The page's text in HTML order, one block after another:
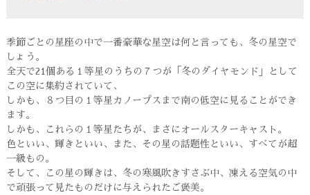
季節ごとの星座の中で一番豪華な星空は何と言っても、冬の星空で
しょう。
全天で21個ある１等星のうちの７つが「冬のダイヤモンド」として
この空に集約されていて、
しかも、８つ目の１等星カノープスまで南の低空に見ることができ
ます。
しかも、これらの１等星たちが、まさにオールスターキャスト。
色といい、輝きといい、また、その星の話題性といい、すべてが超
一級もの。
そして、この星の輝きは、冬の寒風吹きすさぶ中、凍える空気の中
で頑張って見たものだけに与えられたご褒美。